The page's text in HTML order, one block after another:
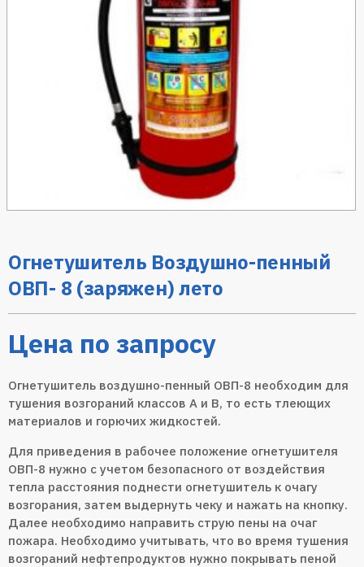
Огнетушитель Воздушно-пенный
ОВП- 8 (заряжен) лето
Цена по запросу
Огнетушитель воздушно-пенный ОВП-8 необходим для
тушения возгораний классов А и В, то есть тлеющих
материалов и горючих жидкостей.
Для приведения в рабочее положение огнетушителя
ОВП-8 нужно с учетом безопасного от воздействия
тепла расстояния поднести огнетушитель к очагу
возгорания, затем выдернуть чеку и нажать на кнопку.
Далее необходимо направить струю пены на очаг
пожара. Необходимо учитывать, что во время тушения
возгораний нефтепродуктов нужно покрывать пеной